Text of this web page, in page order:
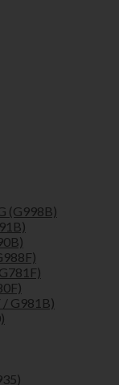
(G998B)
/ G981B)